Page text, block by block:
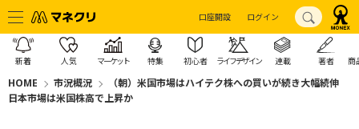
口座開設 ログイン
新着 人気 マーケット 特集 初心者 ライフデザイン 連載 著者 商
HOME 市況概況
（朝）米国市場はハイテク株への買いが続き大幅続伸
日本市場は米国株高で上昇か